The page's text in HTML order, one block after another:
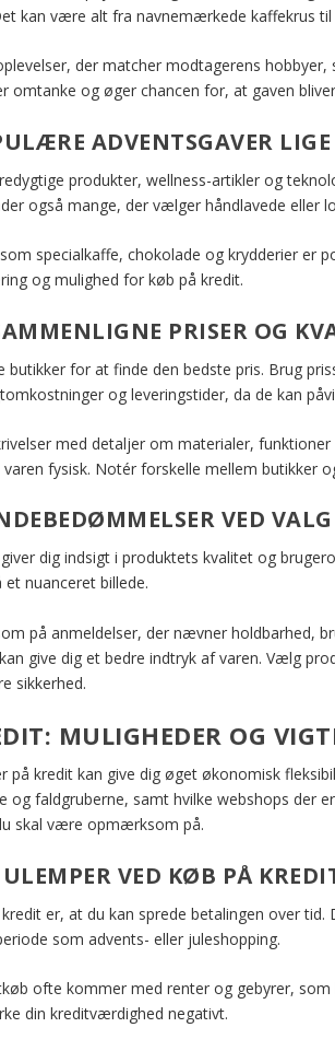
kan være alt fra navnemærkede kaffekrus
der matcher modtagerens
omtanke og øger chancen for, at gaven
ADVENTSGAVER
produkter, wellness-artikler og
også mange, der vælger håndlavede eller
specialkaffe, chokolade og krydderier er
og mulighed for køb på kredit.
PRISER OG
butikker for at finde den bedste pris. Brug
og leveringstider, da de kan
med detaljer om materialer,
fysisk. Notér forskelle mellem butikker
VED
dig indsigt i produktets kvalitet og
nuanceret billede.
på anmeldelser, der nævner holdbarhed,
give dig et bedre indtryk af varen. Vælg
sikkerhed.
MULIGHEDER OG
på kredit kan give dig øget økonomisk
og faldgruberne, samt hvilke webshops der
skal være opmærksom på.
VED KØB PÅ
er, at du kan sprede betalingen over
som advents- eller juleshopping.
ofte kommer med renter og gebyrer,
din kreditværdighed negativt.